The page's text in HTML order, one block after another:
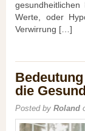
Werte, o‬der
Verwirrung […]
die
Posted by Roland